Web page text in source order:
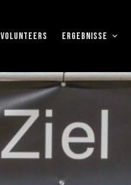
VOLUNTEERS ERGEBNISSE